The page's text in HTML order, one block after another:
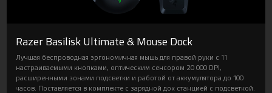
Razer Basilisk Ultimate & Mouse Dock
Лучшая беспроводная эргономичная мышь для правой руки с 11
настраиваемыми кнопками, оптическим сенсором 20 000 DPI,
расширенными зонами подсветки и работой от аккумулятора до 100
часов. Поставляется в комплекте с зарядной док станцией с подсветкой.